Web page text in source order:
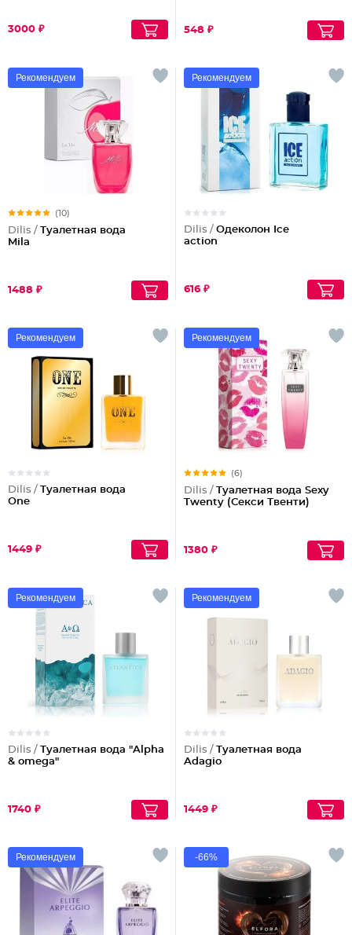
3000 ₽ 548 ₽
Рекомендуем
(10)
Dilis / Туалетная вода
Mila
1488 ₽
Рекомендуем
Dilis / Одеколон Ice
action
616 ₽
Рекомендуем
Dilis / Туалетная вода
One
1449 ₽
Рекомендуем
(6)
Dilis / Туалетная вода Sexy
Twenty (Секси Твенти)
1380 ₽
Рекомендуем
Dilis / Туалетная вода "Alpha
& omega"
1740 ₽
Рекомендуем
Dilis / Туалетная вода
Adagio
1449 ₽
Рекомендуем -66%